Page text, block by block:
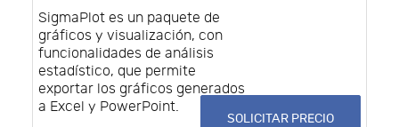
SigmaPlot es un paquete de
gráficos y visualización, con
funcionalidades de análisis
estadístico, que permite
exportar los gráficos generados
a Excel y PowerPoint.
SOLICITAR PRECIO